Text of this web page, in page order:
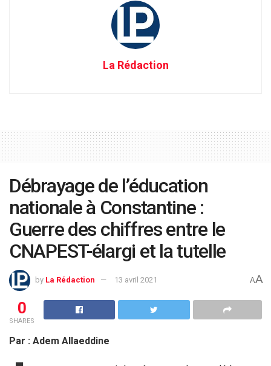
La Rédaction
Débrayage de l’éducation
nationale à Constantine :
Guerre des chiffres entre le
CNAPEST-élargi et la tutelle
by La Rédaction 13 avril 2021 AA
0
SHARES
Par : Adem Allaeddine